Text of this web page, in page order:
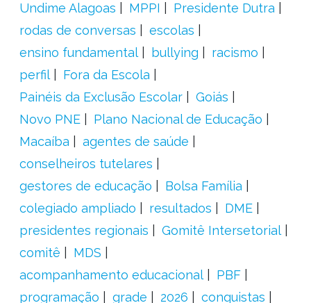
Undime Alagoas
MPPI
Presidente Dutra
rodas de conversas
escolas
ensino fundamental
bullying
racismo
perfil
Fora da Escola
Painéis da Exclusão Escolar
Goiás
Novo PNE
Plano Nacional de Educação
Macaíba
agentes de saúde
conselheiros tutelares
gestores de educação
Bolsa Família
colegiado ampliado
resultados
DME
presidentes regionais
Gomitê Intersetorial
comitê
MDS
acompanhamento educacional
PBF
programação
grade 2026 conquistas